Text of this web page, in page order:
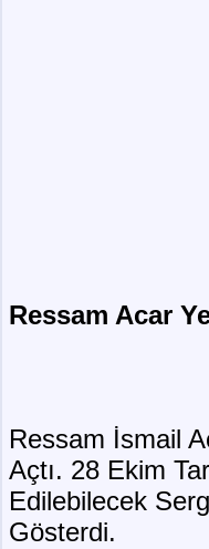
Ressam Acar
Ressam İsmail
Açtı. 28 Ekim
Edilebilecek
Gösterdi.